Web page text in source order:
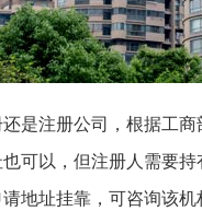
是注册公司，根据工
可以，但注册人需要
地址挂靠，可咨询该机